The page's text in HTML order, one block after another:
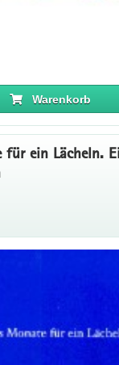
Warenkorb
ein Lächeln.